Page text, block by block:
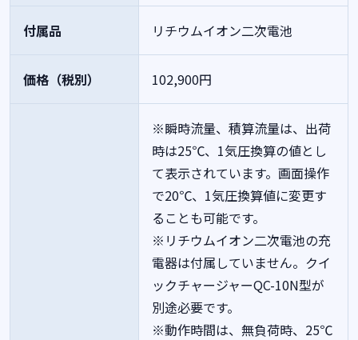
付属品 リチウムイオン二次電池
価格（税別） 102,900円
※瞬時流量、積算流量は、出荷
時は25℃、1気圧換算の値とし
て表示されています。画面操作
で20℃、1気圧換算値に変更す
ることも可能です。
※リチウムイオン二次電池の充
電器は付属していません。クイ
ックチャージャーQC-10N型が
別途必要です。
※動作時間は、無負荷時、25℃